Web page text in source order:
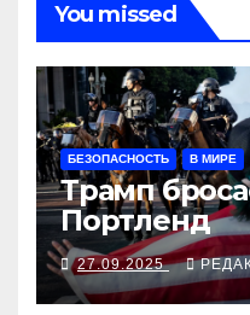
You missed
БЕЗОПАСНОСТЬ В МИРЕ
Трамп
Портленд
27.09.2025